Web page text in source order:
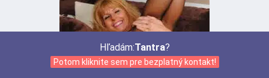
Hľadám:Tantra?
Potom kliknite sem pre bezplatný kontakt!